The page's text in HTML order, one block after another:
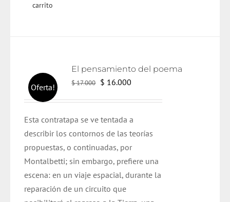
carrito
Oferta!
El pensamiento del poema
$17.000 El
era:
$ 17.000.
$ 16.000
es:
$ 16.000.
Esta contratapa se ve tentada a
describir los contornos de las teorías
propuestas, o continuadas, por
Montalbetti; sin embargo, prefiere una
escena: en un viaje espacial, durante la
reparación de un circuito que